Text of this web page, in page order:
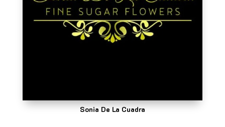
Sonia De La Cuadra